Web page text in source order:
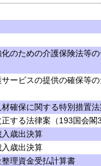
のための介護保険法等
ービスの提供の確保等
確保に関する特別措置
する法律案（193国会閣
歳出決算
歳出決算
理資金受払計算書